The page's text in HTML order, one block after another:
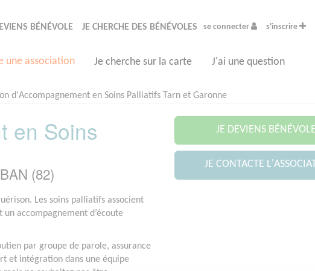
BÉNÉVOLE JE CHERCHE DES BÉNÉVOLES se connecter s'inscrire
une association Je cherche sur la carte J'ai une question
d'Accompagnement en Soins Palliatifs Tarn et Garonne
en Soins
(82)
Les soins palliatifs associent
accompagnement d’écoute
par groupe de parole, assurance
et intégration dans une équipe
JE DEVIENS
JE CONTACTE